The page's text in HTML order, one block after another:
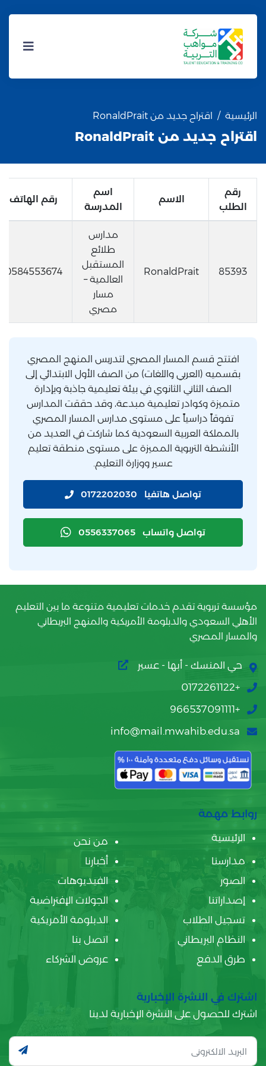
الرئيسية اقتراح جديد من RonaldPrait
اقتراح جديد من RonaldPrait
رقم
الطلب
الاسم
اسم
المدرسة
رقم الهاتف
85393
RonaldPrait
مدارس
طلائع
المستقبل
العالمية –
مسار
مصري
0584553674
افتتح قسم المسار المصري لتدريس المنهج المصري
بقسميه (العربي واللغات) من الصف الأول الابتدائي إلى
الصف الثاني الثانوي في بيئة تعليمية جاذبة وبإدارة
متميزة وكوادر تعليمية مبدعة، وقد حققت المدارس
تفوقاً دراسياً على مستوى مدارس المسار المصري
بالمملكة العربية السعودية كما شاركت في العديد من
الأنشطة التربوية المميزة على مستوى منطقة تعليم
عسير ووزارة التعليم.
تواصل هاتفيا 0172202030
تواصل واتساب 0556337065
مؤسسة تربوية تقدم خدمات تعليمية متنوعة ما بين التعليم
الأهلي السعودي والدبلومة الأمريكية والمنهج البريطاني
والمسار المصري
حي المنسك - أبها - عسير
+0172261122
+966537091111
info@mail.mwahib.edu.sa
روابط مهمة
الرئيسية
من نحن
مدارسنا
أخبارنا
الصور
الفيديوهات
إصداراتنا
الجولات الإفتراضية
تسجيل الطلاب
الدبلومة الأمريكية
النظام البريطاني
اتصل بنا
طرق الدفع
عروض الشركاء
اشترك في النشرة الإخبارية
اشترك للحصول على النشرة الإخبارية لدينا